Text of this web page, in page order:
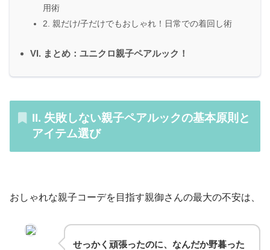
用術
2. 親だけ/子だけでもおしゃれ！日常での着回し術
VI. まとめ：ユニクロ親子ペアルック！
II. 失敗しない親子ペアルックの基本原則と
アイテム選び
おしゃれな親子コーデを目指す親御さんの最大の不安は、
せっかく頑張ったのに、なんだか野暮った